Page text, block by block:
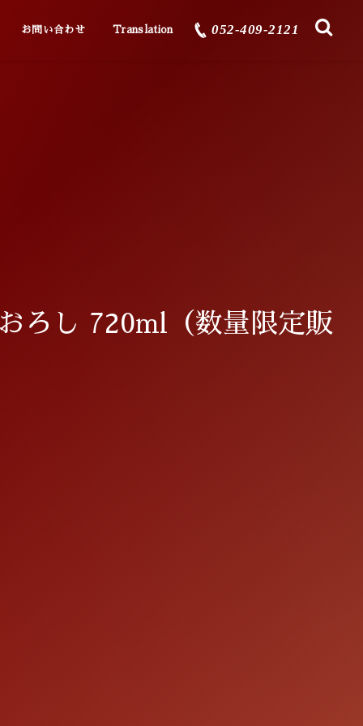
お問い合わせ
Contact Translation
多言語翻訳 052-409-2121
ろし 720ml（数量限定販